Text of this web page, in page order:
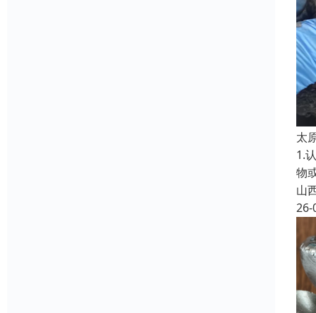
太
1.
物
山
26-